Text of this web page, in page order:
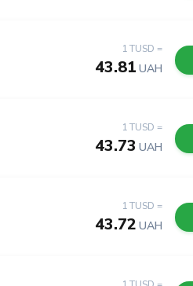
1 TUSD =
43.81 UAH
1 TUSD =
43.73 UAH
1 TUSD =
43.72 UAH